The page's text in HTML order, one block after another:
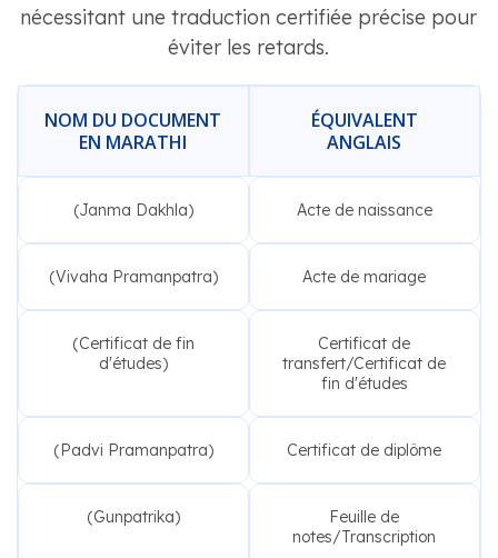
nécessitant une traduction certifiée précise pour
éviter les retards.
NOM DU DOCUMENT
EN MARATHI
ÉQUIVALENT
ANGLAIS
(Janma Dakhla) Acte de naissance
(Vivaha Pramanpatra) Acte de mariage
(Certificat de fin
d'études)
Certificat de
transfert/Certificat de
fin d'études
(Padvi Pramanpatra) Certificat de diplôme
(Gunpatrika)
Feuille de
notes/Transcription